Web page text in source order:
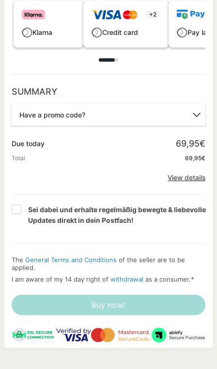
Klarna
+2
Credit card Pay later
SUMMARY
Have a promo code?
Due today 69,95€
Total 69,95€
View details
Sei dabei und erhalte regelmäßig bewegte & liebevolle
Updates direkt in dein Postfach!
The General Terms and Conditions of the seller are to be
applied.
I am aware of my 14 day right of withdrawal as a consumer.*
Buy now!